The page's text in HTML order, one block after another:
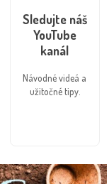
Sledujte náš
YouTube
kanál
Návodné videá a
užitočné tipy.